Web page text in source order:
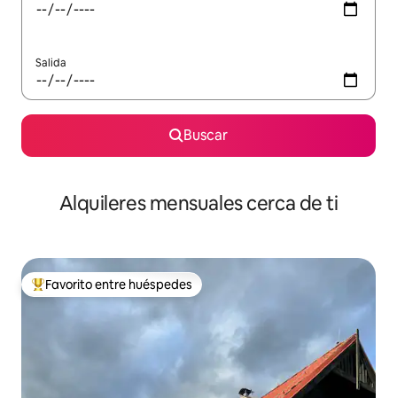
Salida
Buscar
Alquileres mensuales cerca de ti
Favorito entre huéspedes preferido
Favorito entre huéspedes